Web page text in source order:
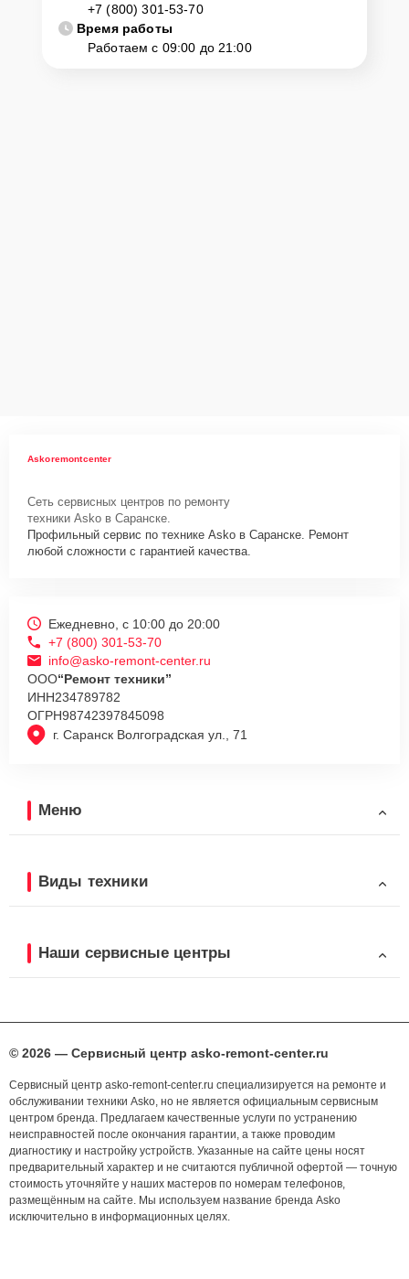
+7 (800) 301-53-70
Время работы
Работаем с 09:00 до 21:00
Askoremontcenter
Сеть сервисных центров по ремонту
техники Asko в Саранске.
Профильный сервис по технике Asko в Саранске. Ремонт
любой сложности с гарантией качества.
г. Саранск Волгоградская ул., 71
Ежедневно, с 10:00 до 20:00
+7 (800) 301-53-70
info@asko-remont-center.ru
ООО“Ремонт техники”
ИНН234789782
ОГРН98742397845098
Меню
Виды техники
Наши сервисные центры
© 2026 — Сервисный центр asko-remont-center.ru
Сервисный центр asko-remont-center.ru специализируется на ремонте и
обслуживании техники Asko, но не является официальным сервисным
центром бренда. Предлагаем качественные услуги по устранению
неисправностей после окончания гарантии, а также проводим
диагностику и настройку устройств. Указанные на сайте цены носят
предварительный характер и не считаются публичной офертой — точную
стоимость уточняйте у наших мастеров по номерам телефонов,
размещённым на сайте. Мы используем название бренда Asko
исключительно в информационных целях.